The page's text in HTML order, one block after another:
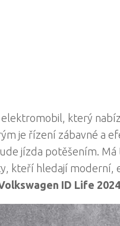
který
je řízení zábavné a
jízda potěšením.
kteří hledají
ID Life 2024